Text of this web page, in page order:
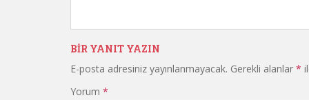
BIR YANIT YAZIN
E-posta adresiniz yayınlanmayacak. Gerekli alanlar *
Yorum *